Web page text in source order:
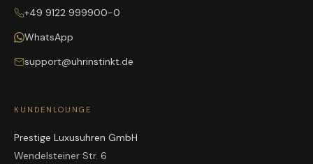
+49 9122 999900-0
WhatsApp
support@uhrinstinkt.de
KUNDENLOUNGE
Prestige Luxusuhren GmbH
Wendelsteiner Str. 6